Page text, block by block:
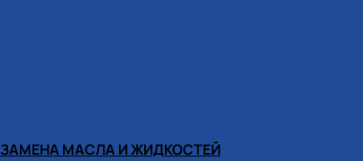
ЗАМЕНА МАСЛА И ЖИДКОСТЕЙ